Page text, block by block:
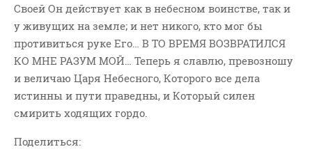
ГЛАВНАЯ
МОИ КНИГИ
СЛОВО-АУДИО
СЛОВО-ВИДЕО
ВОПРОСЫ ПАСТОРУ
РУБРИКИ
Своей Он действует как в небесном воинстве, так и
у живущих на земле; и нет никого, кто мог бы
противиться руке Его… В ТО ВРЕМЯ ВОЗВРАТИЛСЯ
КО МНЕ РАЗУМ МОЙ… Теперь я славлю, превозношу
и величаю Царя Небесного, Которого все дела
истинны и пути праведны, и Который силен
смирить ходящих гордо.
Поделиться: